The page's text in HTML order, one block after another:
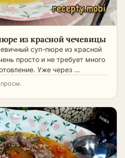
из красной чечевицы
суп-пюре из красной
просто и не требует много
Уже через …
просм.